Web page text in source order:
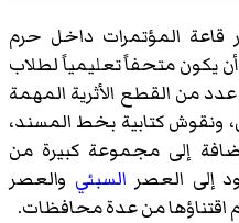
يكون متحفاً تعليمياً لطلاب
من القطع الأثرية المهمة
ونقوش كتابية بخط المسند،
إلى مجموعة كبيرة من
إلى العصر السبئي والعصر
اقتناؤها من عدة محافظات.